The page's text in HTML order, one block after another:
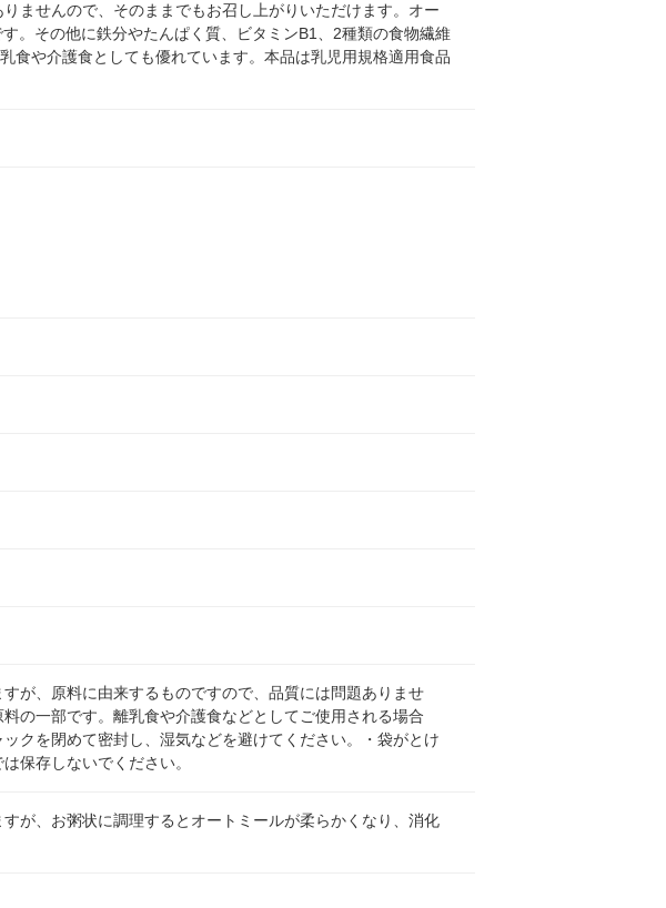
ませんので、そのままでもお召し上がりいただけます。オー
。その他に鉄分やたんぱく質、ビタミンB1、2種類の食物繊維
食や介護食としても優れています。本品は乳児用規格適用食品
が、原料に由来するものですので、品質には問題ありませ
の一部です。離乳食や介護食などとしてご使用される場合
クを閉めて密封し、湿気などを避けてください。・袋がとけ
保存しないでください。
が、お粥状に調理するとオートミールが柔らかくなり、消化